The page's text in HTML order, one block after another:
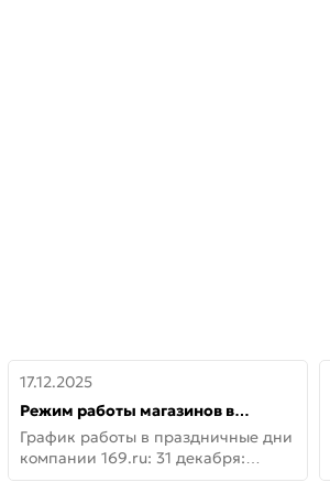
17.12.2025
Режим работы магазинов в
праздничные дни с 31 декабря по
11 января
График работы в праздничные дни
компании 169.ru: 31 декабря:
Заказы, самовывоз и доставки —